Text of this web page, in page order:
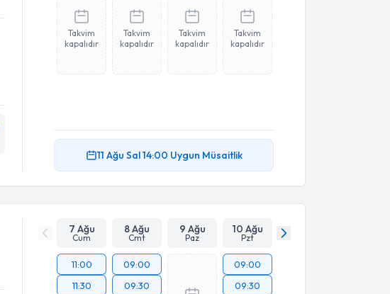
Takvim
kapalıdır
Takvim
kapalıdır
Takvim
kapalıdır
Takvim
kapalıdır
11 Ağu Sal14:00 Uygun Müsaitlik
7 Ağu
Cum
8 Ağu
Cmt
9 Ağu
Paz
10 Ağu
Pzt
11:00
11:30
09:00
09:30
09:00
09:30